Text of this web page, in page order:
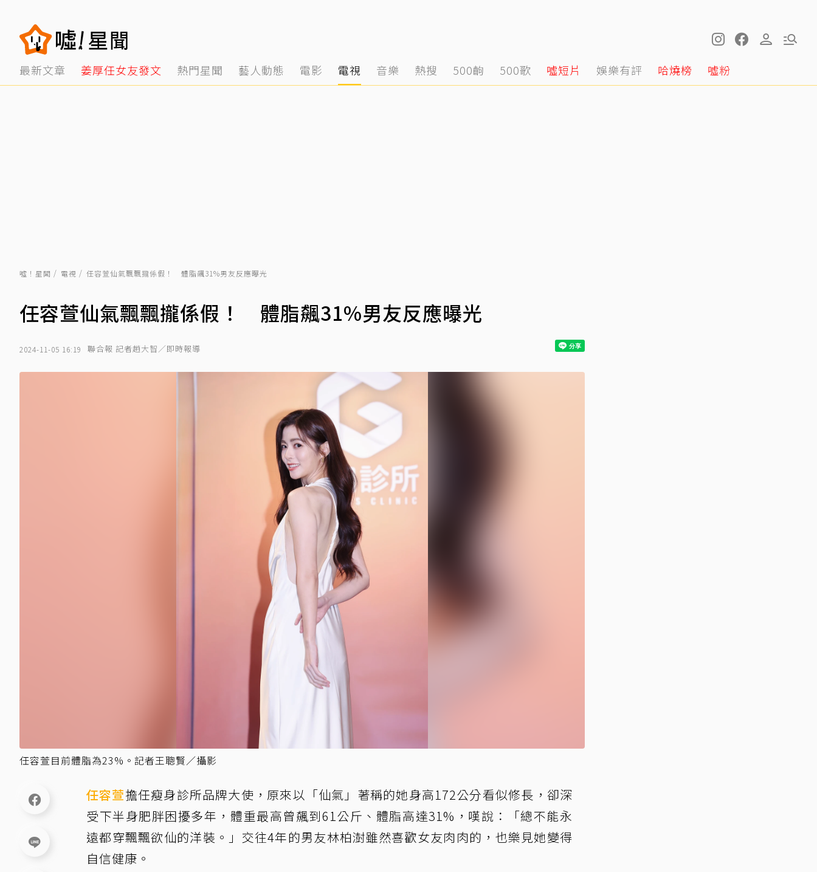
最新文章 姜厚任女友發文 熱門星聞 藝人動態 電影 電視 音樂 熱搜 500齣 500歌 噓短片 娛樂有評 哈燒榜 噓粉
噓！星聞 電視 任容萱仙氣飄飄攏係假！ 體脂飆31%男友反應曝光
任容萱仙氣飄飄攏係假！ 體脂飆31%男友反應曝光
2024-11-05 16:19 聯合報 記者趙大智／即時報導
任容萱目前體脂為23%。記者王聰賢／攝影
任容萱擔任瘦身診所品牌大使，原來以「仙氣」著稱的她身高172公分看似修長，卻深
受下半身肥胖困擾多年，體重最高曾飆到61公斤、體脂高達31%，嘆說：「總不能永
遠都穿飄飄欲仙的洋裝。」交往4年的男友林柏澍雖然喜歡女友肉肉的，也樂見她變得
自信健康。